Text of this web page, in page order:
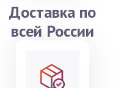
Доставка по
всей России